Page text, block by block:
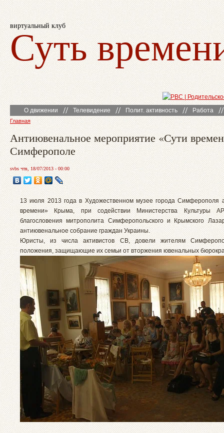
виртуальный клуб
Суть
О движении Телевидение Полит. активность Работа
Главная
Антиювенальное мероприятие «Сути
Симферополе
svbs чтв, 18/07/2013 - 00:00
13 июля 2013 года в Художественном музее города Симферополя
времени» Крыма, при содействии Министерства
благословения митрополита Симферопольского и Крымского
антиювенальное собрание граждан Украины.
Юристы, из числа активистов СВ, довели жителям
положения, защищающие их семьи от вторжения ювенальных